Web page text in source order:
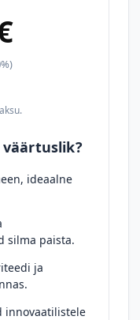
ideaalne
silma paista.
ja
innovaatilistele